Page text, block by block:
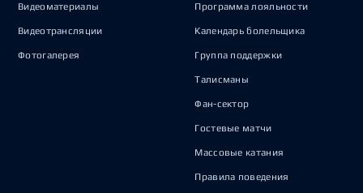
Видеоматериалы
Видеотрансляции
Фотогалерея
Программа лояльности
Календарь болельщика
Группа поддержки
Талисманы
Фан-сектор
Гостевые матчи
Массовые катания
Правила поведения